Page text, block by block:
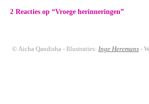
2 Reacties op “Vroege herinneringen”
© Aicha Qandisha - Illustraties: Inge Heremans -